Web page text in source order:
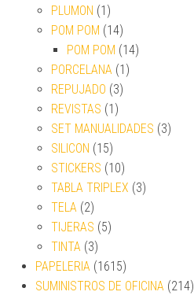
PLUMON (1)
POM POM (14)
POM POM (14)
PORCELANA (1)
REPUJADO (3)
REVISTAS (1)
SET MANUALIDADES (3)
SILICON (15)
STICKERS (10)
TABLA TRIPLEX (3)
TELA (2)
TIJERAS (5)
TINTA (3)
PAPELERIA (1615)
SUMINISTROS DE OFICINA (214)